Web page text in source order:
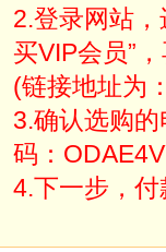
2.登录网站，
买VIP会员”
(链接地址为
3.确认选购
码：
4.下一步，